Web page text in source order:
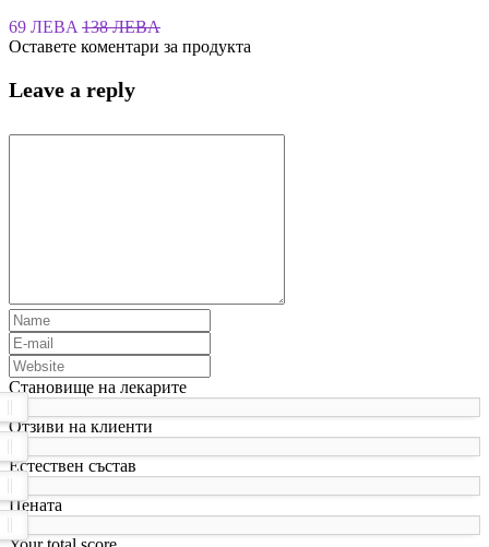
69 ЛЕВA 138 ЛЕВA
Оставете коментари за продукта
Leave a reply
Становище на лекарите
Отзиви на клиенти
Естествен състав
Цената